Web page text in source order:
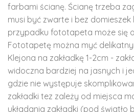
farbami ścianę. Ścianę trzeba
musi być zwarte i bez domieszek
przypadku fototapeta może się
Fototapetę można myć
Klejona na zakładkę 1-2cm -
widoczna bardziej na jasnych i
gdzie nie występuje
zakładki tez zależy od miejsca
układania zakładki (pod światło